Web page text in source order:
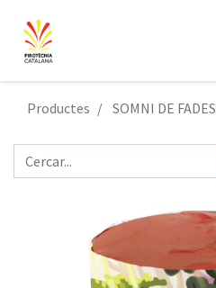
Productes SOMNI DE FADES